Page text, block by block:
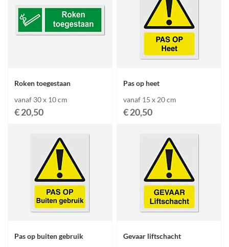
Roken toegestaan
vanaf 30 x 10 cm
€ 20,50
Pas op heet
vanaf 15 x 20 cm
€ 20,50
Pas op buiten gebruik
Gevaar liftschacht